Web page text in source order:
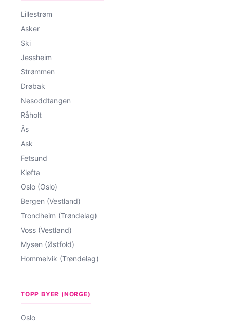
Lillestrøm
Asker
Ski
Jessheim
Strømmen
Drøbak
Nesoddtangen
Råholt
Ås
Ask
Fetsund
Kløfta
Oslo (Oslo)
Bergen (Vestland)
Trondheim (Trøndelag)
Voss (Vestland)
Mysen (Østfold)
Hommelvik (Trøndelag)
TOPP BYER (NORGE)
Oslo